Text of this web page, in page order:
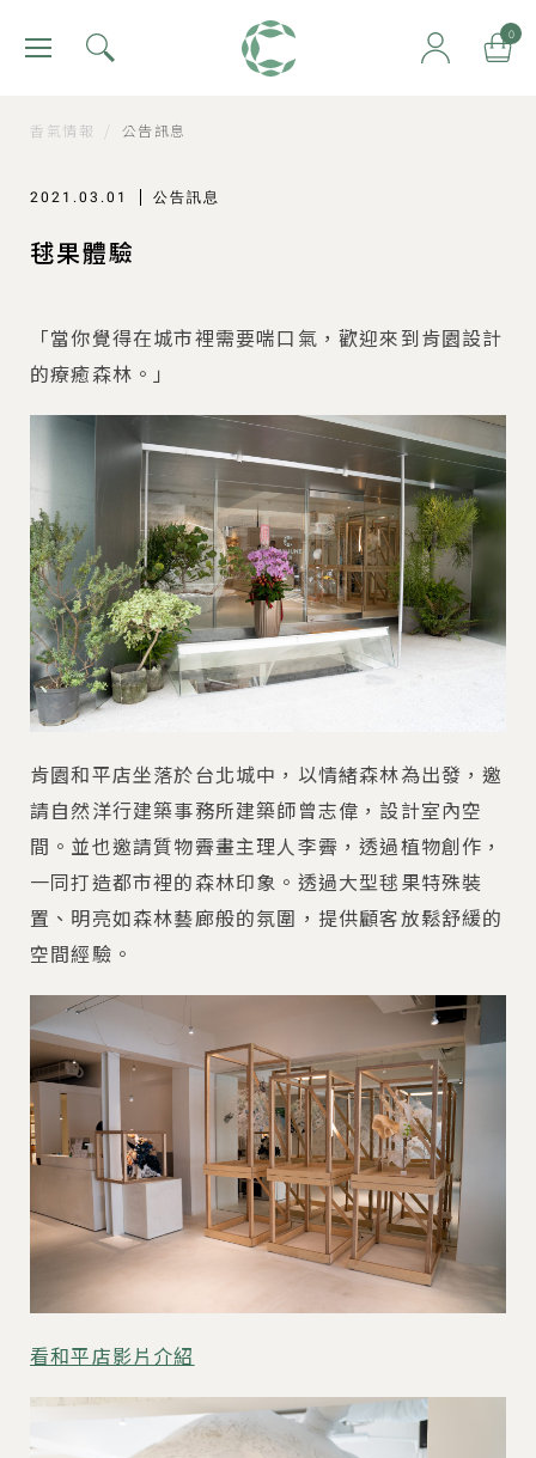
肯園 Canjune 0
香氣情報 / 公告訊息
2021.03.01 公告訊息
毬果體驗
「當你覺得在城市裡需要喘口氣，歡迎來到肯園設計
的療癒森林。」
肯園和平店坐落於台北城中，以情緒森林為出發，邀
請自然洋行建築事務所建築師曾志偉，設計室內空
間。並也邀請質物霽畫主理人李霽，透過植物創作，
一同打造都市裡的森林印象。透過大型毬果特殊裝
置、明亮如森林藝廊般的氛圍，提供顧客放鬆舒緩的
空間經驗。
看和平店影片介紹